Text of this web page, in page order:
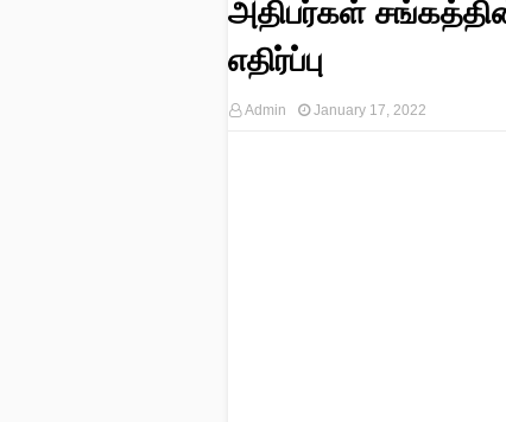
அதிபர்கள்
எதிர்ப்பு
Admin January 17, 2022